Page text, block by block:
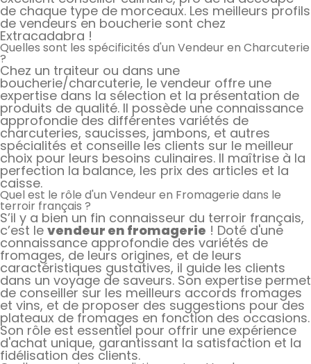
de chaque type de morceaux. Les meilleurs profils
de vendeurs en boucherie sont chez
Extracadabra !
Quelles sont les spécificités d'un Vendeur en Charcuterie
?
Chez un traiteur ou dans une
boucherie/charcuterie, le vendeur offre une
expertise dans la sélection et la présentation de
produits de qualité. Il possède une connaissance
approfondie des différentes variétés de
charcuteries, saucisses, jambons, et autres
spécialités et conseille les clients sur le meilleur
choix pour leurs besoins culinaires. Il maîtrise à la
perfection la balance, les prix des articles et la
caisse.
Quel est le rôle d'un Vendeur en Fromagerie dans le
terroir français ?
S’il y a bien un fin connaisseur du terroir français,
c’est le vendeur en fromagerie ! Doté d'une
connaissance approfondie des variétés de
fromages, de leurs origines, et de leurs
caractéristiques gustatives, il guide les clients
dans un voyage de saveurs. Son expertise permet
de conseiller sur les meilleurs accords fromages
et vins, et de proposer des suggestions pour des
plateaux de fromages en fonction des occasions.
Son rôle est essentiel pour offrir une expérience
d'achat unique, garantissant la satisfaction et la
fidélisation des clients.